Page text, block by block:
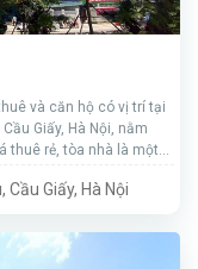
và căn hộ có vị trí tại
Giấy, Hà Nội, nằm
thuê rẻ, tòa nhà là một
Giấy, Hà Nội